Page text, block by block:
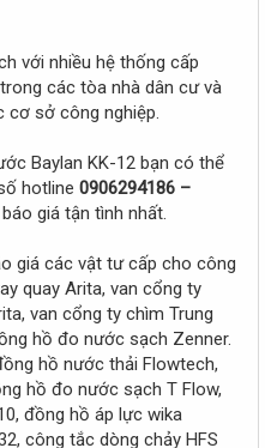
với nhiều hệ thống cấp
các tòa nhà dân cư và
cơ sở công nghiệp.
Baylan KK-12 bạn có thể
hotline 0906294186 –
giá tận tình nhất.
giá các vật tư cấp cho công
quay Arita, van cổng ty
van cổng ty chìm Trung
hồ đo nước sạch Zenner.
hồ nước thải Flowtech,
hồ đo nước sạch T Flow,
đồng hồ áp lực wika
công tắc dòng chảy HFS